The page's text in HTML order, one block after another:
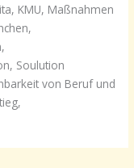
KMU, Maßnahmen
Soulution
von Beruf und